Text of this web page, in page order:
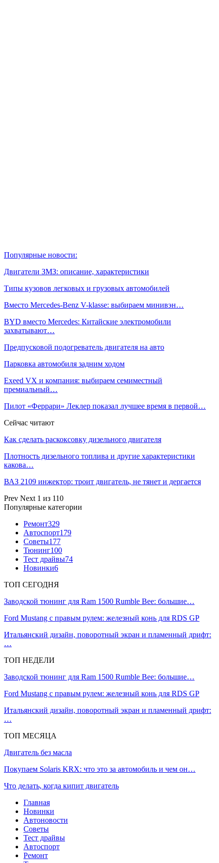
Популярные новости:
Двигатели ЗМЗ: описание, характеристики
Типы кузовов легковых и грузовых автомобилей
Вместо Mercedes-Benz V-klasse: выбираем минивэн…
BYD вместо Mercedes: Китайские электромобили
захватывают…
Предпусковой подогреватель двигателя на авто
Парковка автомобиля задним ходом
Exeed VX и компания: выбираем семиместный
премиальный…
Пилот «Феррари» Леклер показал лучшее время в первой…
Сейчас читают
Как сделать раскоксовку дизельного двигателя
Плотность дизельного топлива и другие характеристики
какова…
ВАЗ 2109 инжектор: троит двигатель, не тянет и дергается
Prev Next 1 из 110
Популярные категории
Ремонт329
Автоспорт179
Советы177
Тюнинг100
Тест драйвы74
Новинки6
ТОП СЕГОДНЯ
Заводской тюнинг для Ram 1500 Rumble Bee: большие…
Ford Mustang с правым рулем: железный конь для RDS GP
Итальянский дизайн, поворотный экран и пламенный дрифт:
…
ТОП НЕДЕЛИ
Заводской тюнинг для Ram 1500 Rumble Bee: большие…
Ford Mustang с правым рулем: железный конь для RDS GP
Итальянский дизайн, поворотный экран и пламенный дрифт:
…
ТОП МЕСЯЦА
Двигатель без масла
Покупаем Solaris KRX: что это за автомобиль и чем он…
Что делать, когда кипит двигатель
Главная
Новинки
Автоновости
Советы
Тест драйвы
Автоспорт
Ремонт